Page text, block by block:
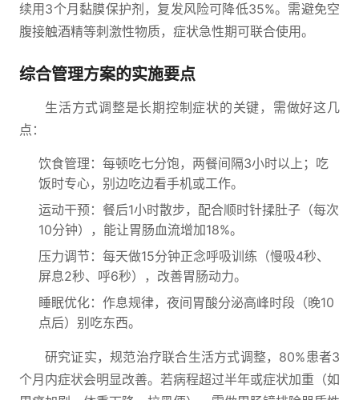
续用3个月黏膜保护剂，复发风险可降低35%。需避免空
腹接触酒精等刺激性物质，症状急性期可联合使用。
综合管理方案的实施要点
生活方式调整是长期控制症状的关键，需做好这几
点：
饮食管理：每顿吃七分饱，两餐间隔3小时以上；吃
饭时专心，别边吃边看手机或工作。
运动干预：餐后1小时散步，配合顺时针揉肚子（每次
10分钟），能让胃肠血流增加18%。
压力调节：每天做15分钟正念呼吸训练（慢吸4秒、
屏息2秒、呼6秒），改善胃肠动力。
睡眠优化：作息规律，夜间胃酸分泌高峰时段（晚10
点后）别吃东西。
研究证实，规范治疗联合生活方式调整，80%患者3
个月内症状会明显改善。若病程超过半年或症状加重（如